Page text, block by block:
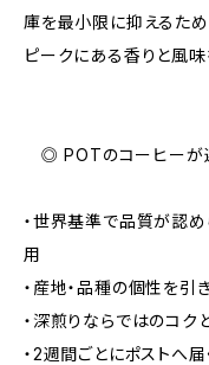
庫を最小限に抑えるため
ピークにある香りと風味
◎ POTのコーヒーが
・世界基準で品質が認
用
・産地・品種の個性を引
・深煎りならではのコク
・2週間ごとにポストへ